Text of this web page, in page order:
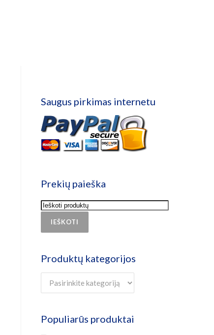
Saugus pirkimas internetu
Prekių paieška
IEŠKOTI
Produktų kategorijos
Populiarūs produktai